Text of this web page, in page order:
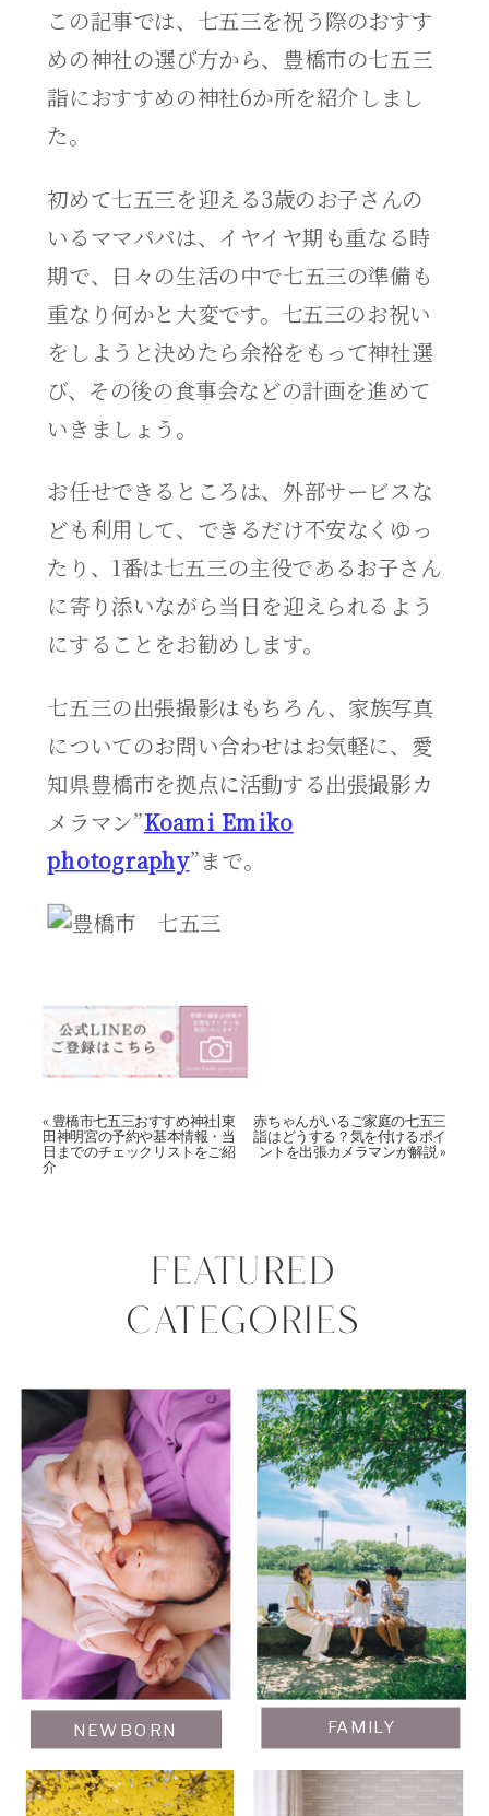
この記事では、七五三を祝う際のおすす
めの神社の選び方から、豊橋市の七五三
詣におすすめの神社6か所を紹介しまし
た。
初めて七五三を迎える3歳のお子さんの
いるママパパは、イヤイヤ期も重なる時
期で、日々の生活の中で七五三の準備も
重なり何かと大変です。七五三のお祝い
をしようと決めたら余裕をもって神社選
び、その後の食事会などの計画を進めて
いきましょう。
お任せできるところは、外部サービスな
ども利用して、できるだけ不安なくゆっ
たり、1番は七五三の主役であるお子さん
に寄り添いながら当日を迎えられるよう
にすることをお勧めします。
七五三の出張撮影はもちろん、家族写真
についてのお問い合わせはお気軽に、愛
知県豊橋市を拠点に活動する出張撮影カ
メラマン”Koami Emiko
photography”まで。
« 豊橋市七五三おすすめ神社|東
田神明宮の予約や基本情報・当
日までのチェックリストをご紹
介
赤ちゃんがいるご家庭の七五三
詣はどうする？気を付けるポイ
ントを出張カメラマンが解説»
FEATURED
CATEGORIES
NEWBORN FAMILY